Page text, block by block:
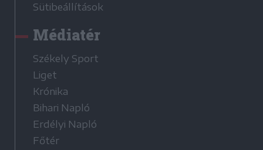
Sütibeállítások
Médiatér
Székely Sport
Liget
Krónika
Bihari Napló
Erdélyi Napló
Főtér